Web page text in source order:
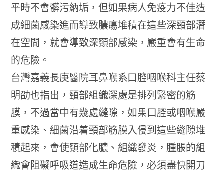
平時不會髒污納垢，但如果病人免疫力不佳造
成細菌感染進而導致膿瘍堆積在這些深頸部潛
在空間，就會導致深頸部感染，嚴重會有生命
的危險。
台灣嘉義長庚醫院耳鼻喉系口腔咽喉科主任蔡
明劭也指出，頸部組織深處是排列緊密的筋
膜，不過當中有幾處縫隙，如果口腔或咽喉嚴
重感染、細菌沿着頸部筋膜入侵到這些縫隙堆
積起來，會使頸部化膿、組織發炎，腫脹的組
織會阻礙呼吸道造成生命危險，必須盡快開刀